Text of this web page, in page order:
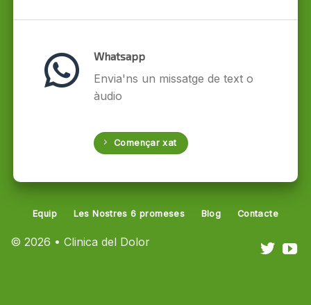
Whatsapp
Envia'ns un missatge de text o
àudio
Començar xat
© 2026 • Clinica del Dolor
Equip Les Nostres 6 promeses Blog Contacte